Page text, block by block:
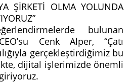
ŞİRKETİ OLMA YOLUNDA
bulunan
Cenk Alper, “Çatı
gerçekleştirdiğimiz bu
dijital işlerimizde önemli